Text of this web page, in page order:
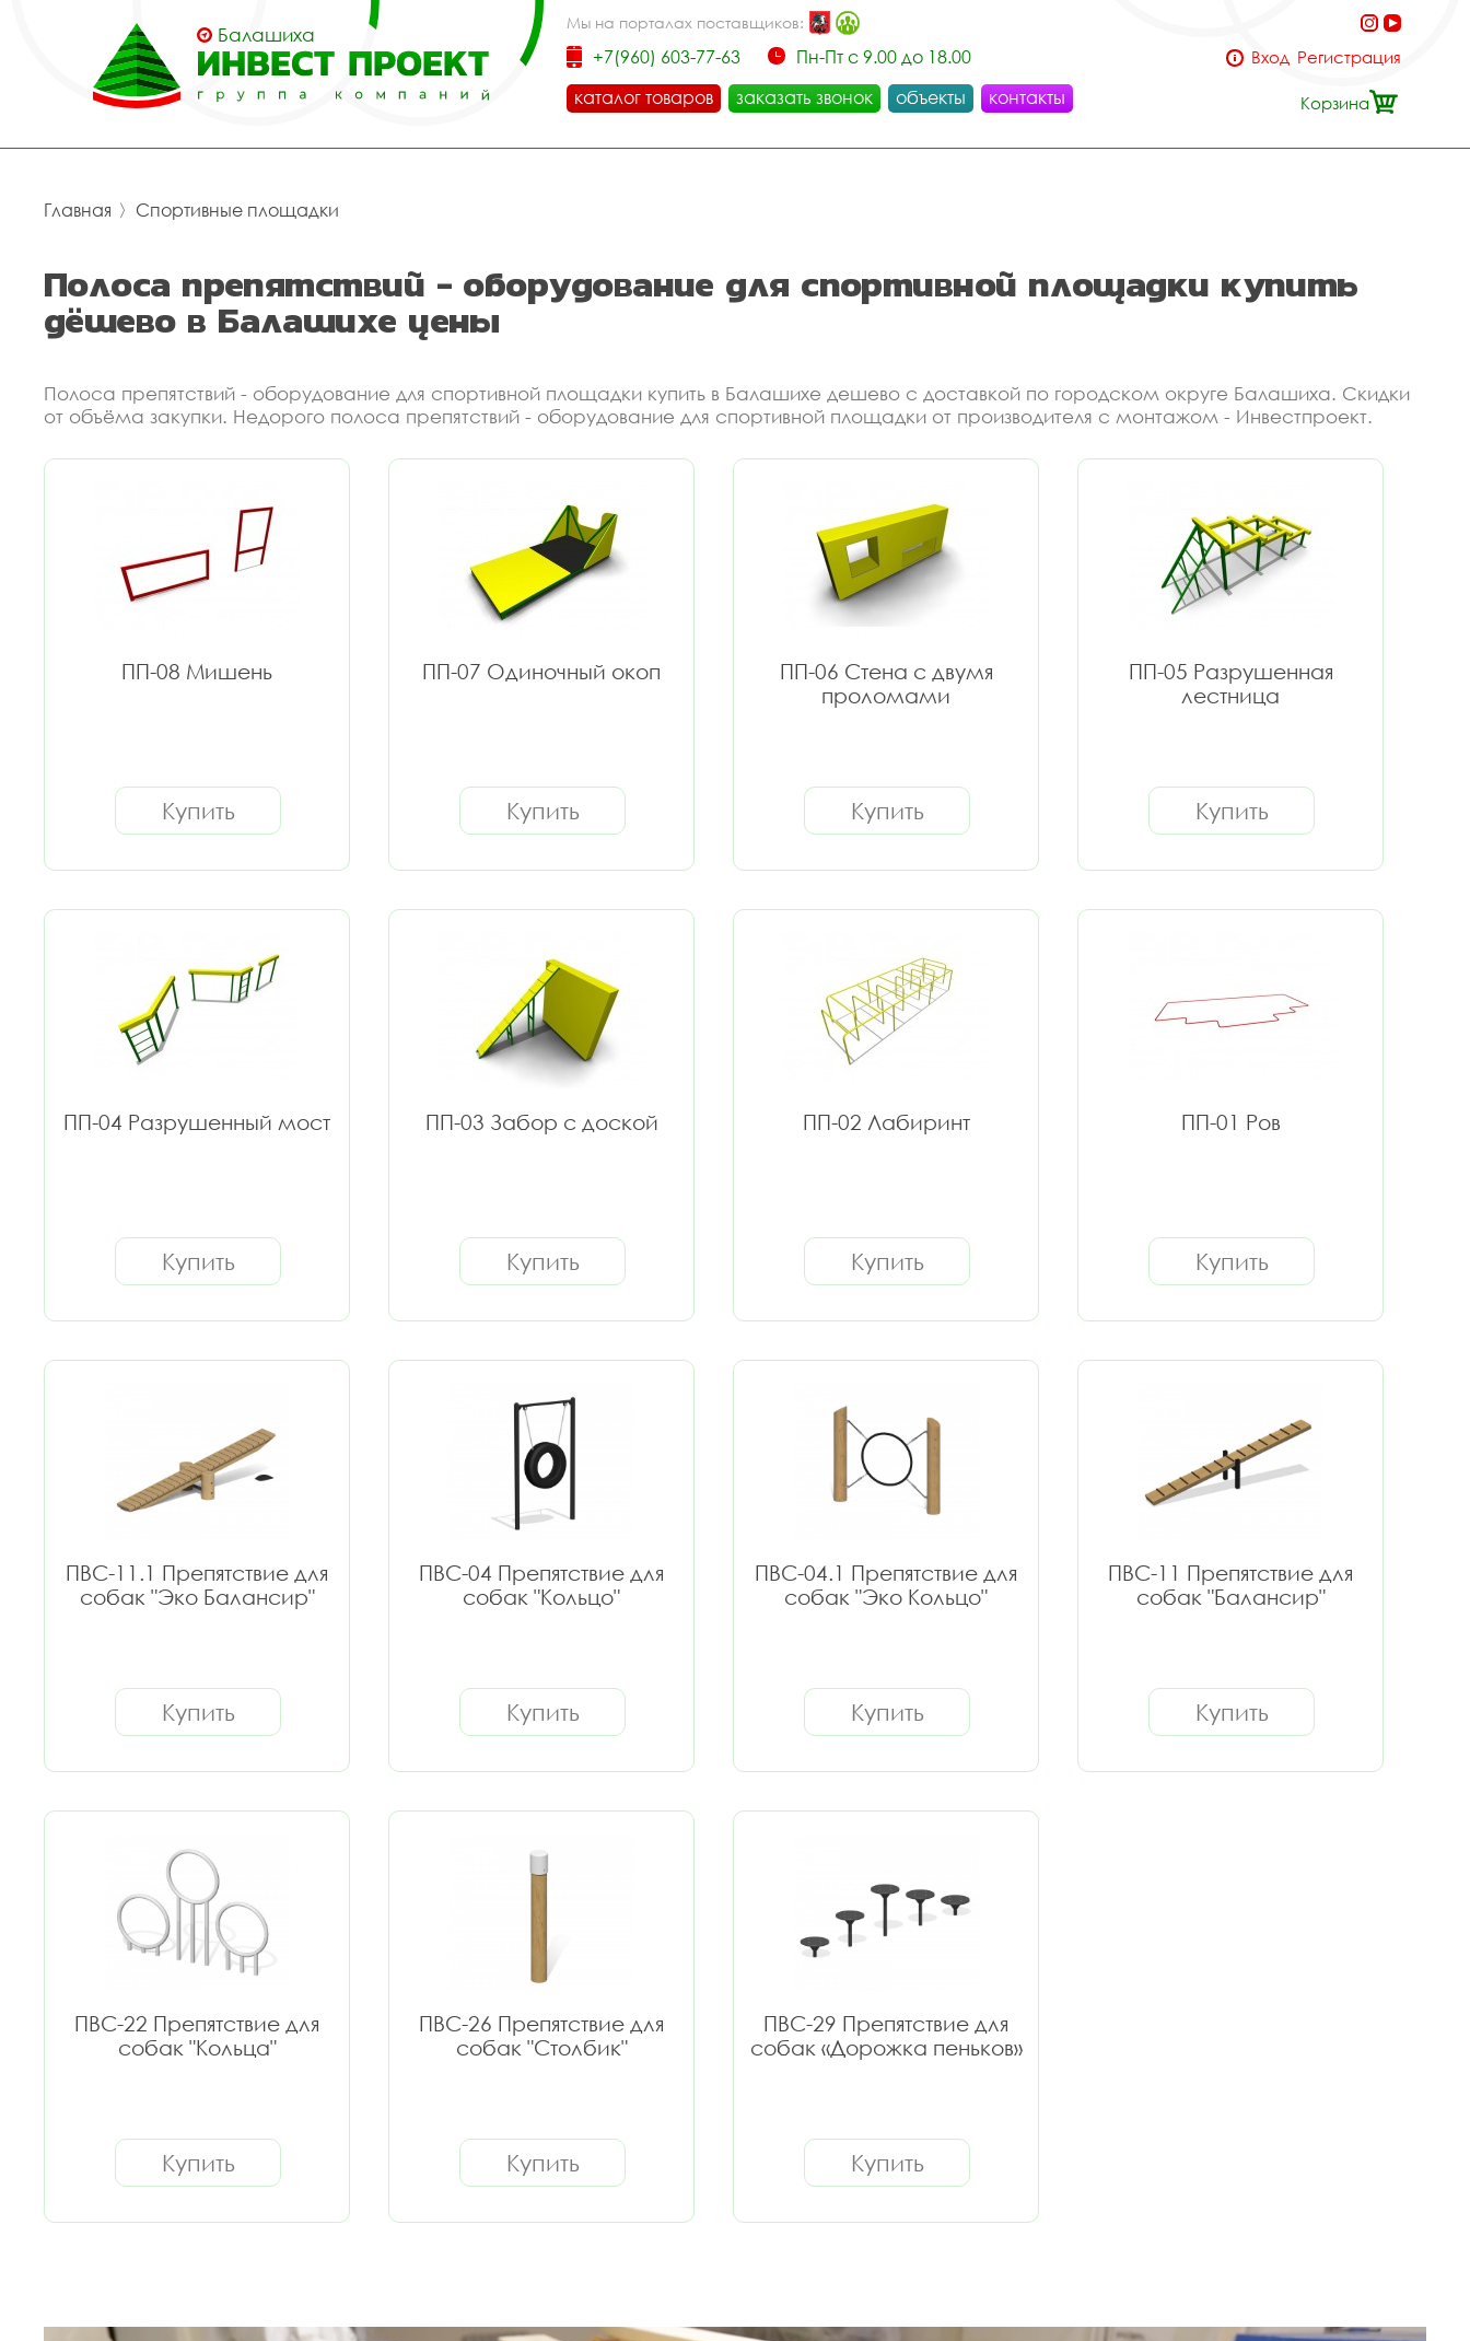
Балашиха
Мы на порталах поставщиков:
+7(960) 603-77-63
Пн-Пт с 9.00 до 18.00
каталог товаров
заказать звонок объекты контакты
Вход Регистрация
Корзина
Главная 〉 Спортивные площадки
Полоса препятствий - оборудование для спортивной площадки купить
дёшево в Балашихе цены
Полоса препятствий - оборудование для спортивной площадки купить в Балашихе дешево с доставкой по городском округе Балашиха. Скидки
от объёма закупки. Недорого полоса препятствий - оборудование для спортивной площадки от производителя с монтажом - Инвестпроект.
ПП-08 Мишень
Купить
ПП-07 Одиночный окоп
Купить
ПП-06 Стена с двумя
проломами
Купить
ПП-05 Разрушенная
лестница
Купить
ПП-04 Разрушенный мост
Купить
ПП-03 Забор с доской
Купить
ПП-02 Лабиринт
Купить
ПП-01 Ров
Купить
ПВС-11.1 Препятствие для
собак "Эко Балансир"
Купить
ПВС-04 Препятствие для
собак "Кольцо"
Купить
ПВС-04.1 Препятствие для
собак "Эко Кольцо"
Купить
ПВС-11 Препятствие для
собак "Балансир"
Купить
ПВС-22 Препятствие для
собак "Кольца"
Купить
ПВС-26 Препятствие для
собак "Столбик"
Купить
ПВС-29 Препятствие для
собак «Дорожка пеньков»
Купить